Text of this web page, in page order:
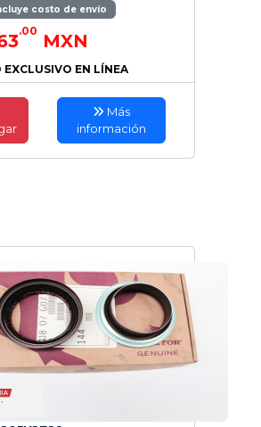
costo de envío
.00 MXN
EXCLUSIVO EN LÍNEA
Más
información